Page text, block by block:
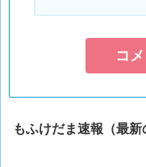
もふけだま速報（最新